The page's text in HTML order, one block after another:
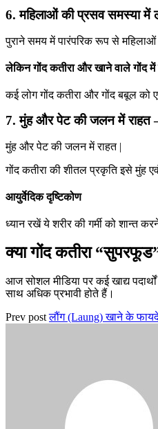
6. महिलाओं की प्रसव समस्या में
पुराने समय में पारंपरिक रूप से महिलाओं
लेकिन गोंद कतीरा और खाने वाले गोंद
कई लोग गोंद कतीरा और गोंद बबूल
7. मुंह और पेट की जलन में राहत
मुंह और पेट की जलन में राहत |
गोंद कतीरा की शीतल प्रकृति इसे मुंह
आयुर्वेदिक दृष्टिकोण
ध्यान रखें ये शरीर की गर्मी को शान्त
क्या गोंद कतीरा
आज सोशल मीडिया पर कई खाद्य
साथ अधिक प्रभावी होते हैं।
Prev post लौंग (Laung) खाने के फायदे